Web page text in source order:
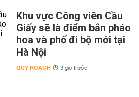
Khu vực Công viên Cầu
Giấy sẽ là điểm bắn pháo
hoa và phố đi bộ mới tại
Hà Nội
QUY HOẠCH 3 giờ trước